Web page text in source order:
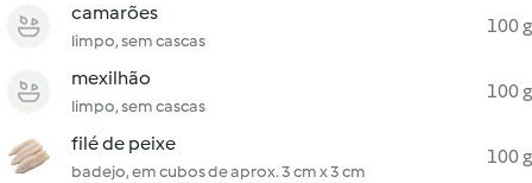
camarões
limpo, sem cascas
100 g
mexilhão
limpo, sem cascas
100 g
filé de peixe
badejo, em cubos de aprox. 3 cm x 3 cm
100 g